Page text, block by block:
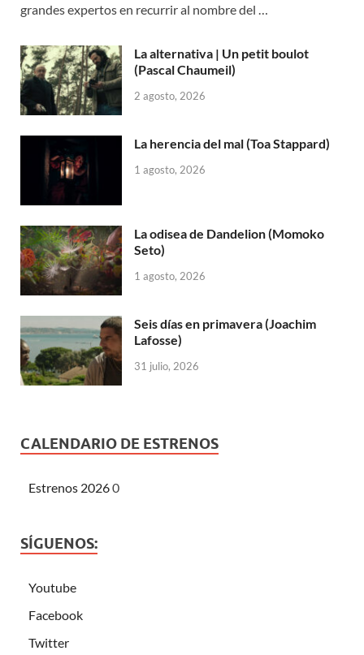
grandes expertos en recurrir al nombre del …
La alternativa | Un petit boulot
(Pascal Chaumeil)
2 agosto, 2026
La herencia del mal (Toa Stappard)
1 agosto, 2026
La odisea de Dandelion (Momoko
Seto)
1 agosto, 2026
Seis días en primavera (Joachim
Lafosse)
31 julio, 2026
CALENDARIO DE ESTRENOS
Estrenos 20260
SÍGUENOS:
Youtube
Facebook
Twitter